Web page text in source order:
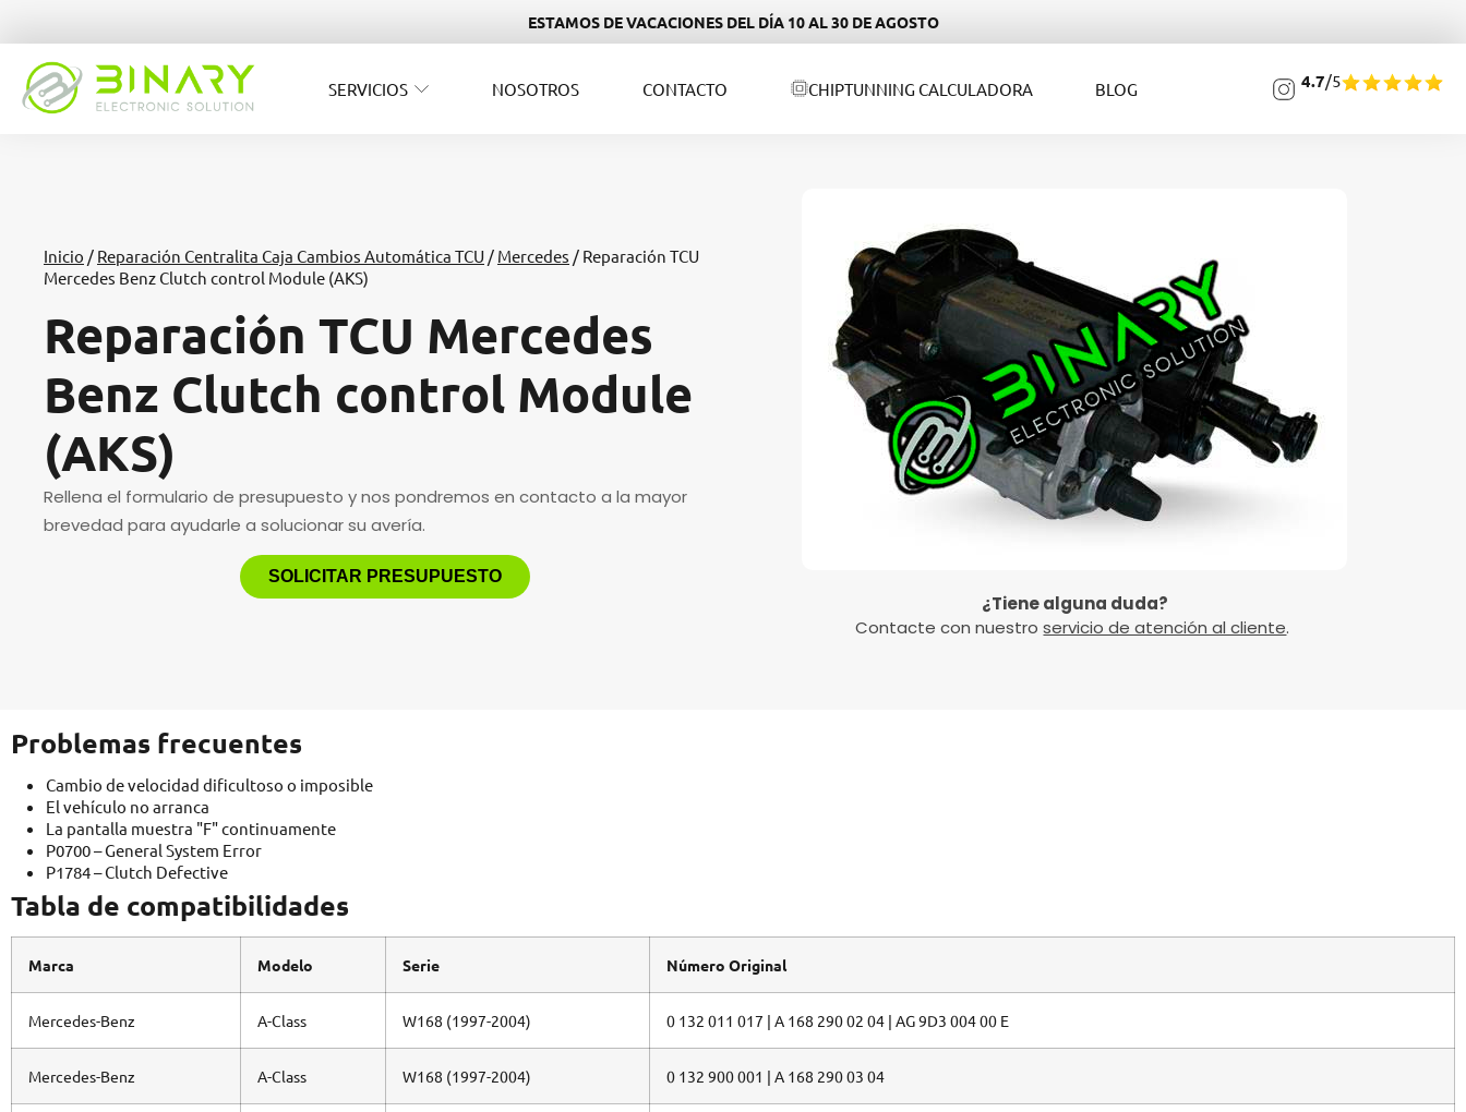
ESTAMOS DE VACACIONES DEL DÍA 10 AL 30 DE AGOSTO
SERVICIOS NOSOTROS CONTACTO CHIPTUNNING CALCULADORA BLOG 4.7/5
Inicio / Reparación Centralita Caja Cambios Automática TCU / Mercedes / Reparación TCU
Mercedes Benz Clutch control Module (AKS)
Reparación TCU Mercedes
Benz Clutch control Module
(AKS)
Rellena el formulario de presupuesto y nos pondremos en contacto a la mayor
brevedad para ayudarle a solucionar su avería.
SOLICITAR PRESUPUESTO
¿Tiene alguna duda?
Contacte con nuestroservicio de atención al cliente.
Problemas frecuentes
Cambio de velocidad dificultoso o imposible
El vehículo no arranca
La pantalla muestra "F" continuamente
P0700 – General System Error
P1784 – Clutch Defective
Tabla de compatibilidades
Marca Modelo Serie Número Original
Mercedes-Benz A-Class W168 (1997-2004) 0 132 011 017 | A 168 290 02 04 | AG 9D3 004 00 E
Mercedes-Benz A-Class W168 (1997-2004) 0 132 900 001 | A 168 290 03 04